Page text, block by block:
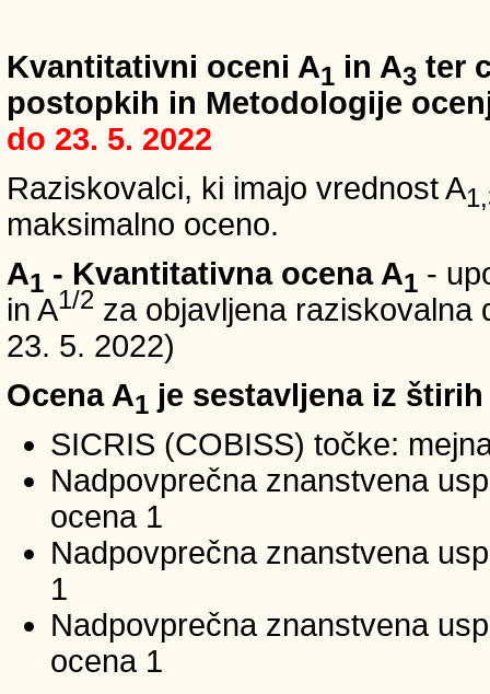
Kvantitativni oceni A1 in A3 ter
postopkih in Metodologije
do 23. 5. 2022
Raziskovalci, ki imajo vrednost A
maksimalno oceno.
A1 - Kvantitativna ocena A1 -
in A1/2 za objavljena raziskovalna
23. 5. 2022)
Ocena A1 je sestavljena iz
SICRIS (COBISS) točke:
Nadpovprečna znanstvena
ocena 1
Nadpovprečna znanstvena
1
Nadpovprečna znanstvena
ocena 1